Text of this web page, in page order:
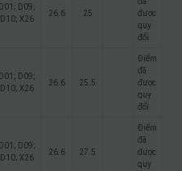
D01; D09;
D10; X26
26.6 25
được
quy
đổi
D01; D09;
D10; X26
26.6 25.5
Điểm
đã
được
quy
đổi
D01; D09;
D10; X26
26.6 27.5
Điểm
đã
được
quy